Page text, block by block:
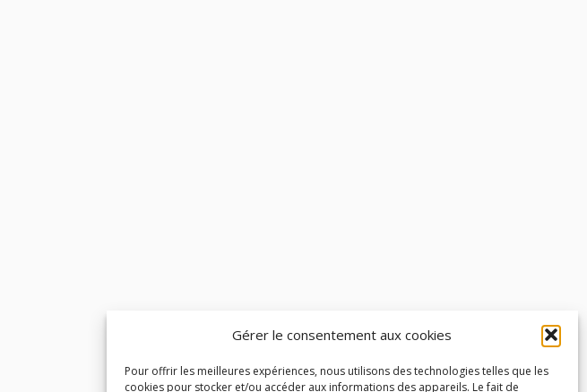
Gérer le consentement aux cookies
Pour offrir les meilleures expériences, nous utilisons des technologies telles que les
cookies pour stocker et/ou accéder aux informations des appareils. Le fait de